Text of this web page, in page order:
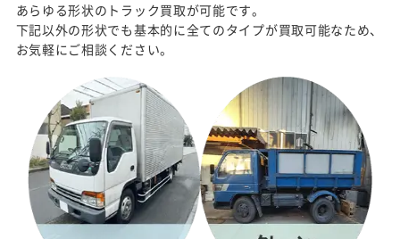
あらゆる形状のトラック買取が可能です。
下記以外の形状でも基本的に全てのタイプが買取可能なため、
お気軽にご相談ください。